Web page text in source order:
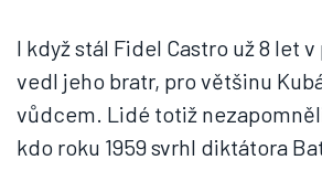
I když stál Fidel Castro už 8 let
vedl jeho bratr, pro většinu
vůdcem. Lidé totiž
kdo roku 1959 svrhl diktátora